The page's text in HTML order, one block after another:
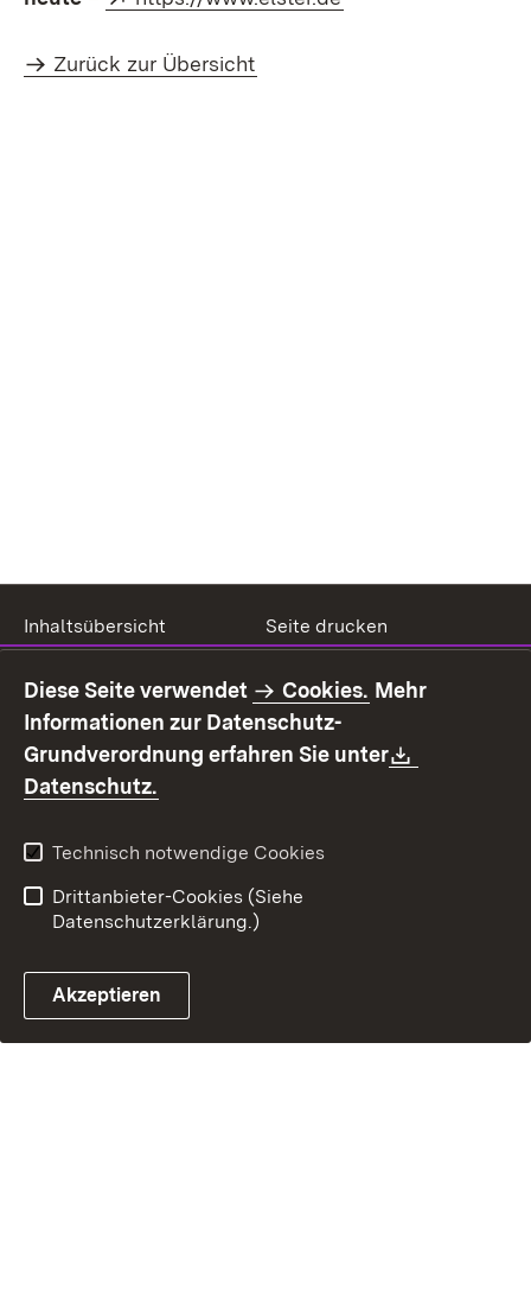
Zurück zur Übersicht
Inhaltsübersicht
Seite drucken
Benutzungshinweise
Erklärung zur
Barrierefreiheit
Kontakt
Fehlerhaften Link melden
Diese Seite verwendet Cookies. Mehr
Informationen zur Datenschutz-
Grundverordnung erfahren Sie unter
Datenschutz.
Technisch notwendige Cookies
Drittanbieter-Cookies (Siehe
Datenschutzerklärung.)
Akzeptieren